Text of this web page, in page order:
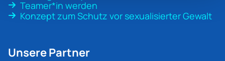
Teamer*in werden
Konzept zum Schutz vor sexualisierter Gewalt
Unsere Partner